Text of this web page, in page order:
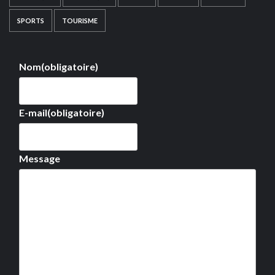
SPORTS TOURISME
Nom(obligatoire)
E-mail(obligatoire)
Message